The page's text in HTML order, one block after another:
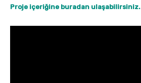
Proje içeriğine buradan ulaşabilirsiniz.